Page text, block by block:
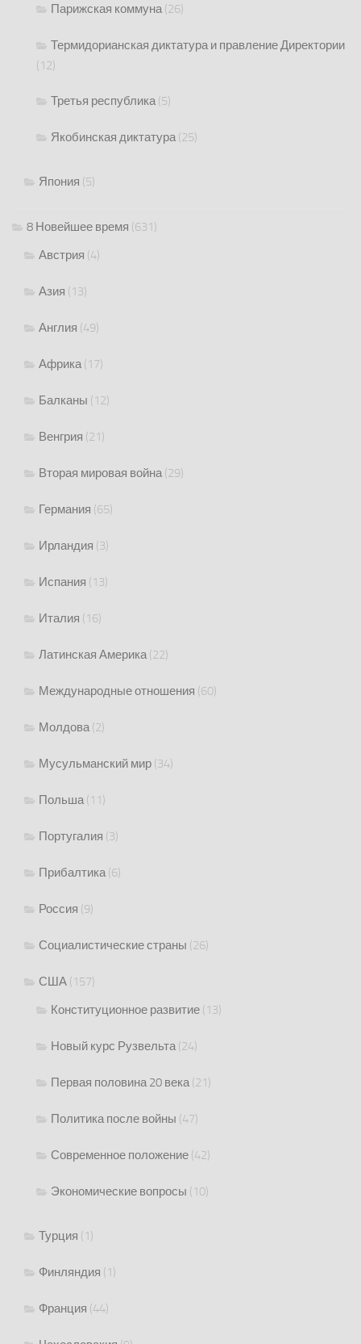
Парижская коммуна(26)
Термидорианская диктатура и правление Директории
(12)
Третья республика(5)
Якобинская диктатура(25)
Япония (5)
8 Новейшее время (631)
Австрия (4)
Азия (13)
Англия (49)
Африка(17)
Балканы (12)
Венгрия (21)
Вторая мировая война(29)
Германия (65)
Ирландия (3)
Испания (13)
Италия (16)
Латинская Америка(22)
Международные отношения (60)
Молдова(2)
Мусульманский мир (34)
Польша(11)
Португалия (3)
Прибалтика(6)
Россия (9)
Социалистические страны (26)
США (157)
Конституционное развитие (13)
Новый курс Рузвельта(24)
Первая половина 20 века(21)
Политика после войны (47)
Современное положение (42)
Экономические вопросы (10)
Турция (1)
Финляндия (1)
Франция (44)